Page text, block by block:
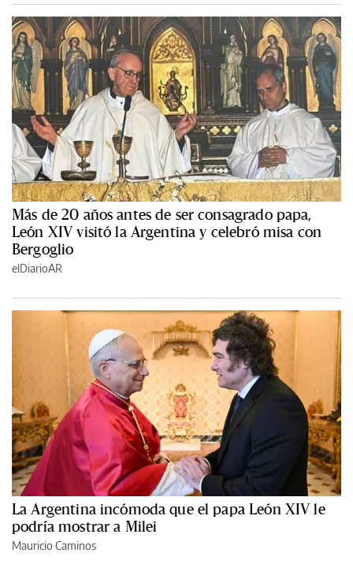
Más de 20 años antes de ser consagrado papa,
León XIV visitó la Argentina y celebró misa con
Bergoglio
elDiarioAR
La Argentina incómoda que el papa León XIV le
podría mostrar a Milei
Mauricio Caminos